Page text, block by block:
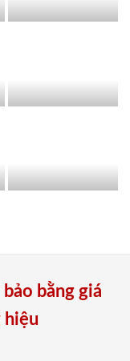
bằng giá
hiệu